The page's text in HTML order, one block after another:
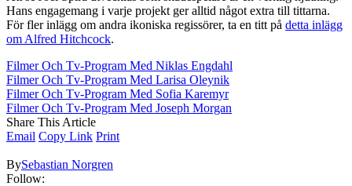
Hans engagemang i varje projekt ger alltid något extra till tittarna.
För fler inlägg om andra ikoniska regissörer, ta en titt på detta inlägg
om Alfred Hitchcock.
Filmer Och Tv-Program Med Niklas Engdahl
Filmer Och Tv-Program Med Larisa Oleynik
Filmer Och Tv-Program Med Sofia Karemyr
Filmer Och Tv-Program Med Joseph Morgan
Share This Article
Email Copy Link Print
BySebastian Norgren
Follow: